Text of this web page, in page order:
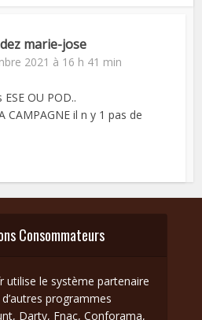
marie-jose
2021 à 16 h 41 min
OU POD..
CAMPAGNE il n y 1 pas de
Consommateurs
utilise le système partenaire
programmes
Darty, Fnac, Conforama,